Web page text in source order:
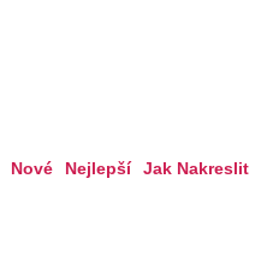
Nové Nejlepší Jak Nakreslit